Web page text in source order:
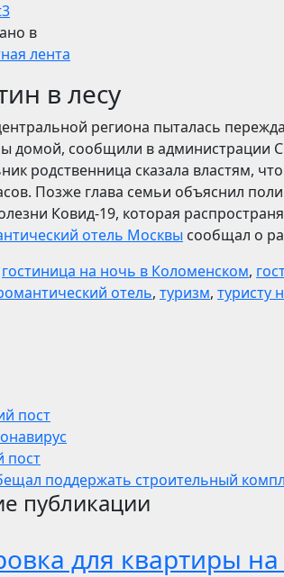
в
лента
в лесу
региона пыталась
домой, сообщили в администрации
родственница сказала властям,
Позже глава семьи объяснил
Ковид-19, которая
отель Москвы сообщал о
гостиница на ночь в Коломенском,
отель, туризм, туристу
пост
пост
поддержать строительный
публикации
для квартиры